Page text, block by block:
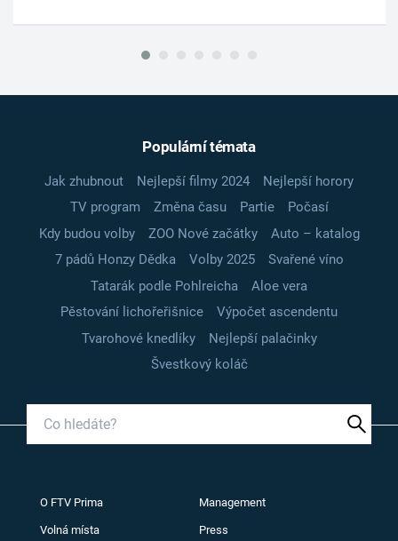
Populární témata
Jak zhubnout Nejlepší filmy 2024
Nejlepší horory
TV program
Změna času Partie
Počasí
Kdy budou volby
ZOO Nové začátky
Auto – katalog
7 pádů Honzy Dědka
Volby 2025
Svařené víno
Tatarák podle Pohlreicha
Aloe vera
Pěstování lichořeřišnice
Výpočet ascendentu
Tvarohové knedlíky
Nejlepší palačinky
Švestkový koláč
O FTV Prima Management
Volná místa Press